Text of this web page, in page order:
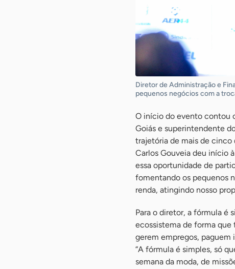
Diretor de Administração e
pequenos negócios com a
O início do evento contou
Goiás e superintendente
trajetória de mais de cinco
Carlos Gouveia deu início
essa oportunidade de
fomentando os pequenos
renda, atingindo nosso
Para o diretor, a fórmula é
ecossistema de forma que
gerem empregos,
“A fórmula é simples, só
semana da moda, de